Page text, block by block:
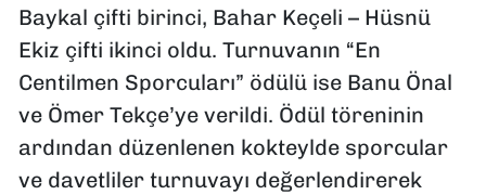
Baykal çifti birinci, Bahar Keçeli – Hüsnü
Ekiz çifti ikinci oldu. Turnuvanın “En
Centilmen Sporcuları” ödülü ise Banu Önal
ve Ömer Tekçe’ye verildi. Ödül töreninin
ardından düzenlenen kokteylde sporcular
ve davetliler turnuvayı değerlendirerek